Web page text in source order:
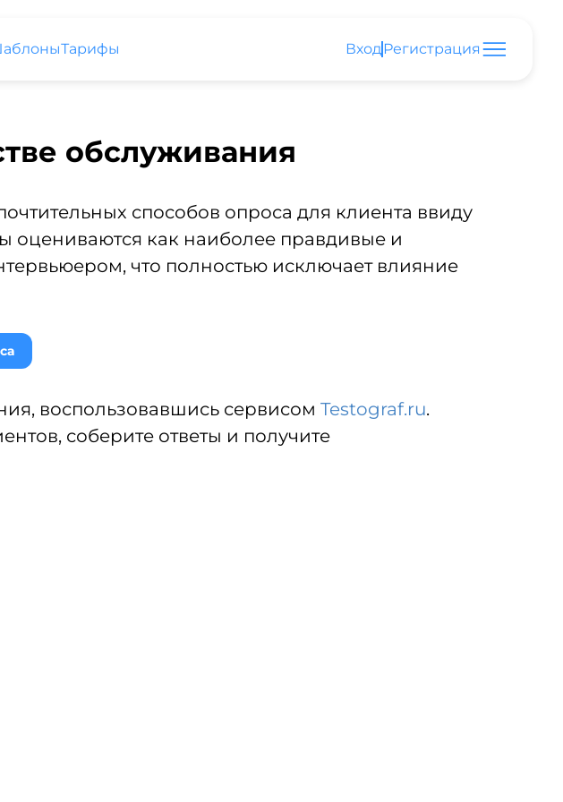
Тарифы Вход Регистрация
обслуживания
способов опроса для клиента ввиду
оцениваются как наиболее правдивые и
что полностью исключает влияние
воспользовавшись сервисом Testograf.ru.
соберите ответы и получите